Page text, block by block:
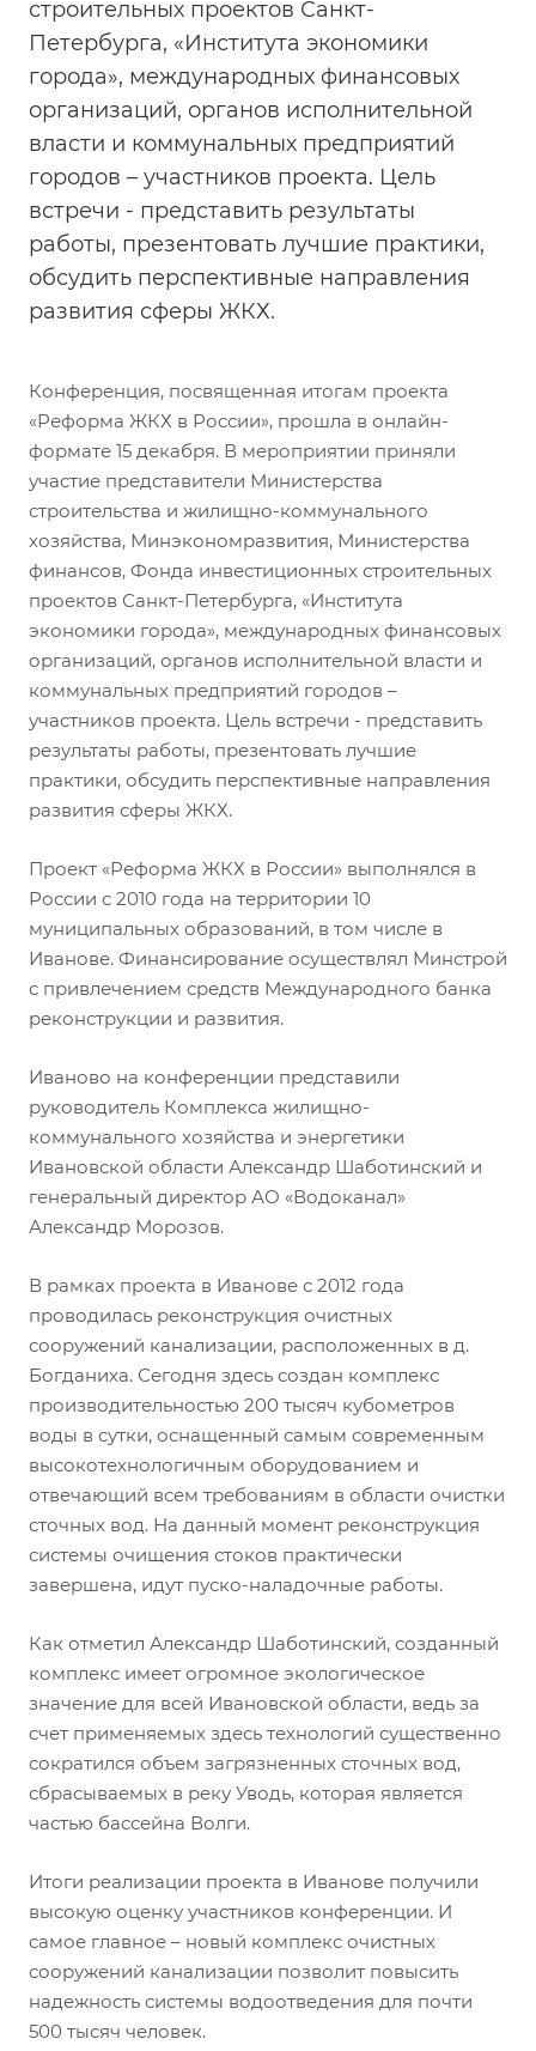
строительных проектов Санкт-
Петербурга, «Института экономики
города», международных финансовых
организаций, органов исполнительной
власти и коммунальных предприятий
городов – участников проекта. Цель
встречи - представить результаты
работы, презентовать лучшие практики,
обсудить перспективные направления
развития сферы ЖКХ.
Конференция, посвященная итогам проекта
«Реформа ЖКХ в России», прошла в онлайн-
формате 15 декабря. В мероприятии приняли
участие представители Министерства
строительства и жилищно-коммунального
хозяйства, Минэкономразвития, Министерства
финансов, Фонда инвестиционных строительных
проектов Санкт-Петербурга, «Института
экономики города», международных финансовых
организаций, органов исполнительной власти и
коммунальных предприятий городов –
участников проекта. Цель встречи - представить
результаты работы, презентовать лучшие
практики, обсудить перспективные направления
развития сферы ЖКХ.
Проект «Реформа ЖКХ в России» выполнялся в
России с 2010 года на территории 10
муниципальных образований, в том числе в
Иванове. Финансирование осуществлял Минстрой
с привлечением средств Международного банка
реконструкции и развития.
Иваново на конференции представили
руководитель Комплекса жилищно-
коммунального хозяйства и энергетики
Ивановской области Александр Шаботинский и
генеральный директор АО «Водоканал»
Александр Морозов.
В рамках проекта в Иванове с 2012 года
проводилась реконструкция очистных
сооружений канализации, расположенных в д.
Богданиха. Сегодня здесь создан комплекс
производительностью 200 тысяч кубометров
воды в сутки, оснащенный самым современным
высокотехнологичным оборудованием и
отвечающий всем требованиям в области очистки
сточных вод. На данный момент реконструкция
системы очищения стоков практически
завершена, идут пуско-наладочные работы.
Как отметил Александр Шаботинский, созданный
комплекс имеет огромное экологическое
значение для всей Ивановской области, ведь за
счет применяемых здесь технологий существенно
сократился объем загрязненных сточных вод,
сбрасываемых в реку Уводь, которая является
частью бассейна Волги.
Итоги реализации проекта в Иванове получили
высокую оценку участников конференции. И
самое главное – новый комплекс очистных
сооружений канализации позволит повысить
надежность системы водоотведения для почти
500 тысяч человек.